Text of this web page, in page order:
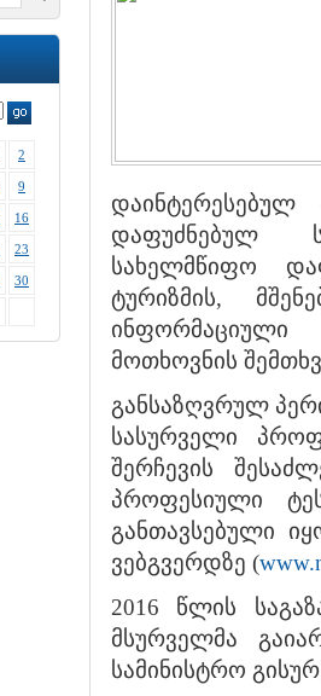
2
9
16
23
30
დაფუძნებულ
სახელმწიფო
ტურიზმის,
ინფორმაციული
მოთხოვნის
განსაზღვრულ
სასურველი
შერჩევის
პროფესიული
განთავსებული
ვებგვერდზე (
2016 წლის
მსურველმა
სამინისტრო